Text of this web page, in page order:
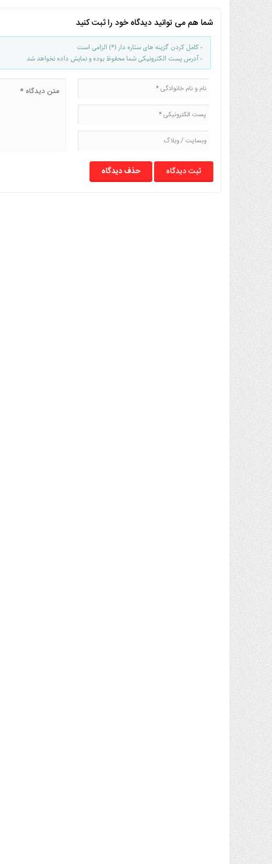
شما هم می توانید دیدگاه خود را ثبت کنید
- کامل کردن گزینه های ستاره دار (*) الزامی است
- آدرس پست الکترونیکی شما محفوظ بوده و نمایش داده نخواهد شد
حذف دیدگاه